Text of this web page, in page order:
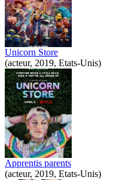
Unicorn Store
(acteur, 2019, Etats-Unis)
Apprentis parents
(acteur, 2019, Etats-Unis)